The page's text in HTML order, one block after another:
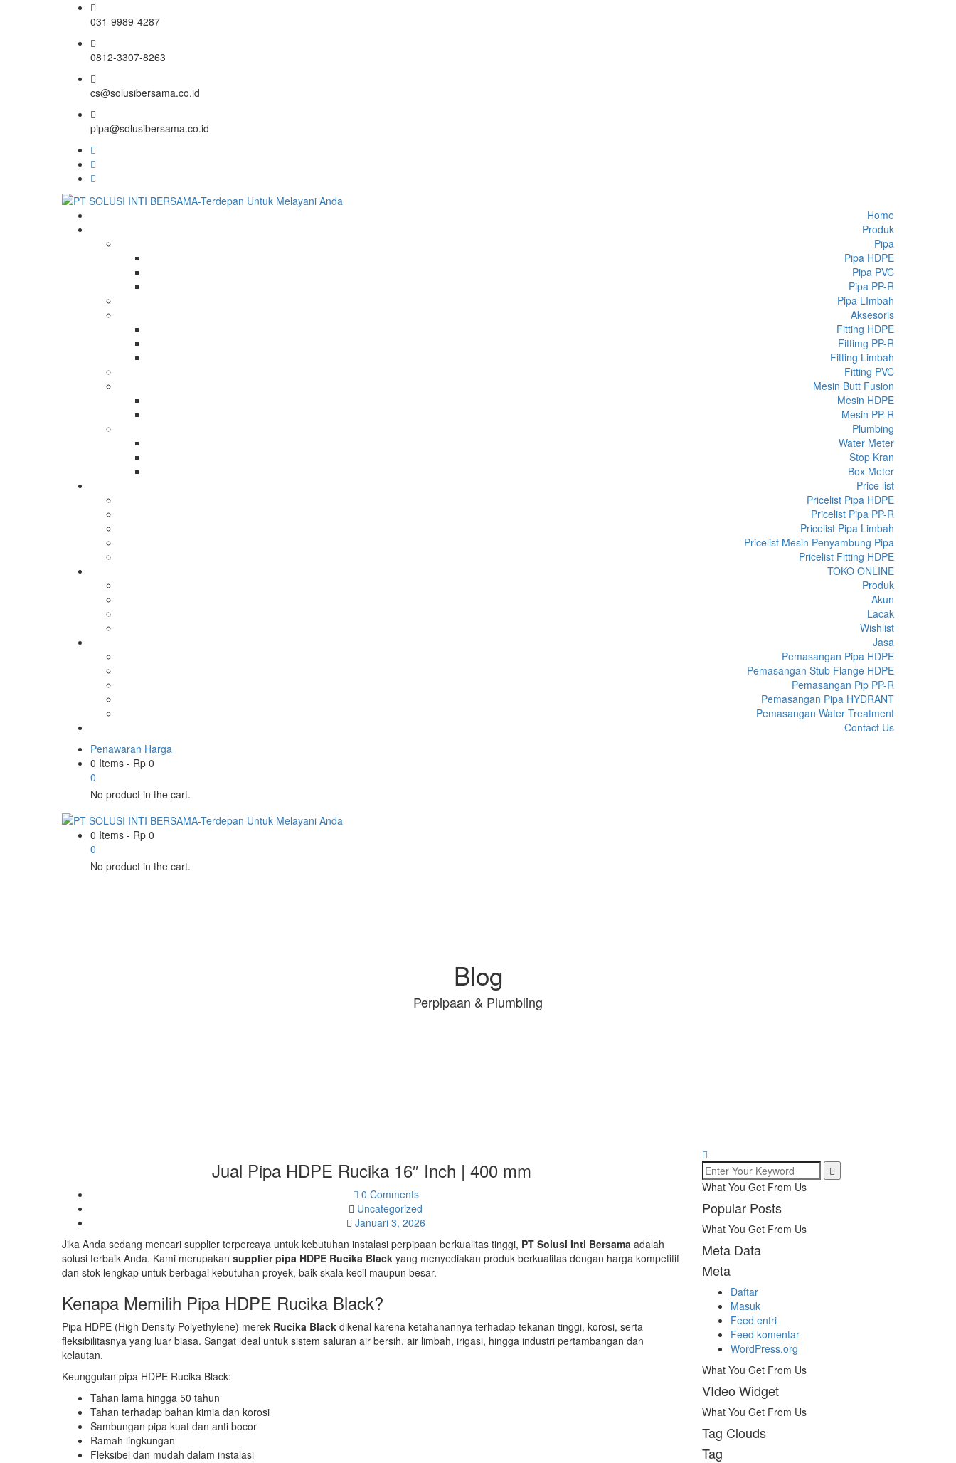
031-9989-4287
0812-3307-8263
cs@solusibersama.co.id
pipa@solusibersama.co.id
Home
Produk
Pipa
Pipa HDPE
Pipa PVC
Pipa PP-R
Pipa LImbah
Aksesoris
Fitting HDPE
Fittimg PP-R
Fitting Limbah
Fitting PVC
Mesin Butt Fusion
Mesin HDPE
Mesin PP-R
Plumbing
Water Meter
Stop Kran
Box Meter
Price list
Pricelist Pipa HDPE
Pricelist Pipa PP-R
Pricelist Pipa Limbah
Pricelist Mesin Penyambung Pipa
Pricelist Fitting HDPE
TOKO ONLINE
Produk
Akun
Lacak
Wishlist
Jasa
Pemasangan Pipa HDPE
Pemasangan Stub Flange HDPE
Pemasangan Pip PP-R
Pemasangan Pipa HYDRANT
Pemasangan Water Treatment
Contact Us
Penawaran Harga
0 Items - Rp 0
0
No product in the cart.
0 Items - Rp 0
0
No product in the cart.
Blog
Perpipaan & Plumbling
Jual Pipa HDPE Rucika 16″ Inch | 400 mm
0 Comments
Uncategorized
Januari 3, 2026
Jika Anda sedang mencari supplier terpercaya untuk kebutuhan instalasi perpipaan berkualitas tinggi, PT Solusi Inti Bersama adalah
solusi terbaik Anda. Kami merupakan supplier pipa HDPE Rucika Black yang menyediakan produk berkualitas dengan harga kompetitif
dan stok lengkap untuk berbagai kebutuhan proyek, baik skala kecil maupun besar.
Kenapa Memilih Pipa HDPE Rucika Black?
Pipa HDPE (High Density Polyethylene) merek Rucika Black dikenal karena ketahanannya terhadap tekanan tinggi, korosi, serta
fleksibilitasnya yang luar biasa. Sangat ideal untuk sistem saluran air bersih, air limbah, irigasi, hingga industri pertambangan dan
kelautan.
Keunggulan pipa HDPE Rucika Black:
Tahan lama hingga 50 tahun
Tahan terhadap bahan kimia dan korosi
Sambungan pipa kuat dan anti bocor
Ramah lingkungan
Fleksibel dan mudah dalam instalasi
What You Get From Us
Popular Posts
What You Get From Us
Meta Data
Meta
Daftar
Masuk
Feed entri
Feed komentar
WordPress.org
What You Get From Us
VIdeo Widget
What You Get From Us
Tag Clouds
Tag